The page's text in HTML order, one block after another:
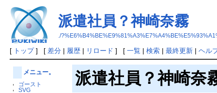
派遣社員？神崎奈霧
./
[ トップ] [ 差分| 履歴| リロード ] [ 一覧| 検索| 最終更新| ヘル
メニュー。
ゴースト
SVG
派遣社員？神崎奈